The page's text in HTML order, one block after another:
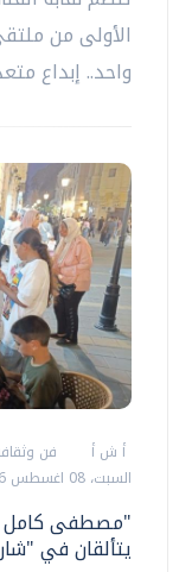
الأولى من
واحد.. إبداع
أ ش أ
فن
السبت، 08 اغسطس 2026 09:40 ص
"مصطفى كامل
يتألقان في